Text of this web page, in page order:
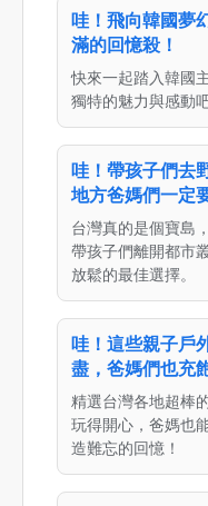
哇！飛向韓國夢
滿的回憶殺！
快來一起踏入韓國
獨特的魅力與感動吧
哇！帶孩子們去
地方爸媽們一定
台灣真的是個寶島
帶孩子們離開都市
放鬆的最佳選擇。
哇！這些親子戶
盡，爸媽們也充
精選台灣各地超棒
玩得開心，爸媽也
造難忘的回憶！